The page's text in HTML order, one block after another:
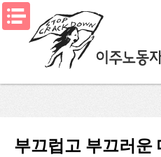
메뉴열기
부끄럽고 부끄러운